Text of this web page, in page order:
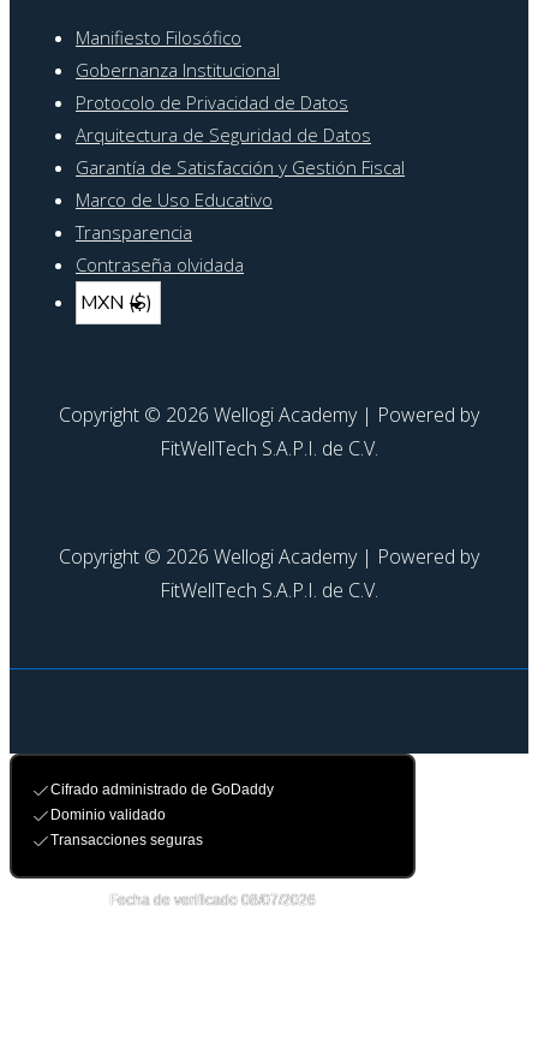
Menú
del
pie
de
página
Manifiesto Filosófico
Gobernanza Institucional
Protocolo de Privacidad de Datos
Arquitectura de Seguridad de Datos
Garantía de Satisfacción y Gestión Fiscal
Marco de Uso Educativo
Transparencia
Contraseña olvidada
Copyright © 2026 Wellogi Academy | Powered by
FitWellTech S.A.P.I. de C.V.
Copyright © 2026 Wellogi Academy | Powered by
FitWellTech S.A.P.I. de C.V.